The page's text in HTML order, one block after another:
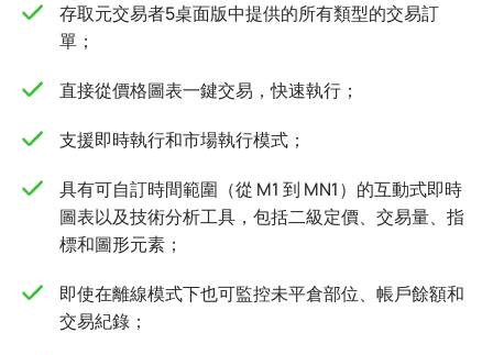
存取元交易者5桌面版中提供的所有類型的交易訂
單；
直接從價格圖表一鍵交易，快速執行；
支援即時執行和市場執行模式；
具有可自訂時間範圍（從 M1 到 MN1）的互動式即時
圖表以及技術分析工具，包括二級定價、交易量、指
標和圖形元素；
即使在離線模式下也可監控未平倉部位、帳戶餘額和
交易紀錄；